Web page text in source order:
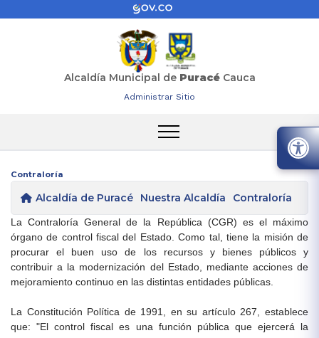
Alcaldía Municipal de Puracé Cauca
Administrar Sitio
Contraloría
Alcaldía de Puracé Nuestra Alcaldía Contraloría
La Contraloría General de la República (CGR) es el máximo
órgano de control fiscal del Estado. Como tal, tiene la misión de
procurar el buen uso de los recursos y bienes públicos y
contribuir a la modernización del Estado, mediante acciones de
mejoramiento continuo en las distintas entidades públicas.
La Constitución Política de 1991, en su artículo 267, establece
que: "El control fiscal es una función pública que ejercerá la